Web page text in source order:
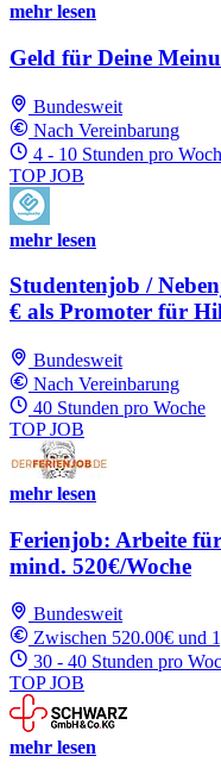
mehr lesen
Geld für Deine
Bundesweit
Nach Vereinbarung
4 - 10 Stunden pro
TOP JOB
mehr lesen
Studentenjob /
€ als Promoter für
Bundesweit
Nach Vereinbarung
40 Stunden pro Woche
TOP JOB
mehr lesen
Ferienjob: Arbeite für
mind. 520€/Woche
Bundesweit
Zwischen 520.00€ und
30 - 40 Stunden pro
TOP JOB
mehr lesen